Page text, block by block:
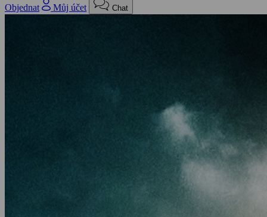
Objednat
Můj účet Chat